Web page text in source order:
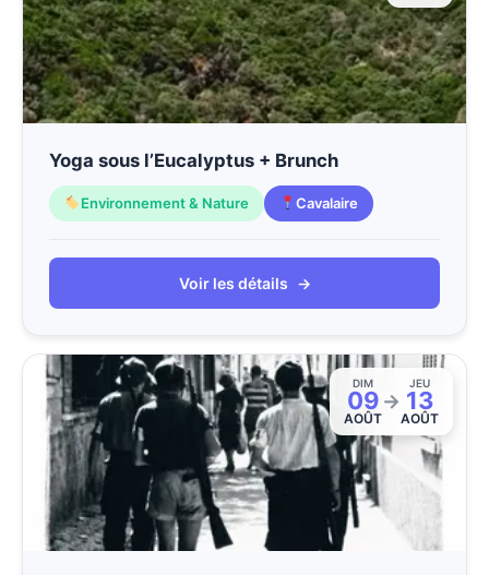
Yoga sous l’Eucalyptus + Brunch
Environnement & Nature Cavalaire
Voir les détails →
DIM
09
AOÛT
→
JEU
13
AOÛT